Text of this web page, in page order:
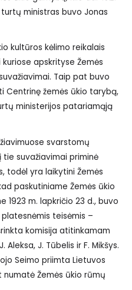
ministras buvo Jonas
kultūros kėlimo reikalais
kuriose apskrityse Žemės
Taip pat buvo
Centrinę žemės ūkio tarybą,
ministerijos patariamąją
svarstomų
suvažiavimai priminė
todėl yra laikytini Žemės
paskutiniame Žemės ūkio
1923 m. lapkričio 23 d., buvo
teisėmis –
komisija atitinkamam
J. Tūbelis ir F. Mikšys.
Seimo priimta Lietuvos
Žemės ūkio rūmų